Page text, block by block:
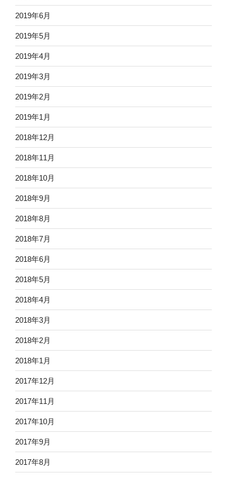
2019年6月
2019年5月
2019年4月
2019年3月
2019年2月
2019年1月
2018年12月
2018年11月
2018年10月
2018年9月
2018年8月
2018年7月
2018年6月
2018年5月
2018年4月
2018年3月
2018年2月
2018年1月
2017年12月
2017年11月
2017年10月
2017年9月
2017年8月